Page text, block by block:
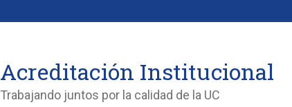
Acreditación Institucional
Trabajando juntos por la calidad de la UC